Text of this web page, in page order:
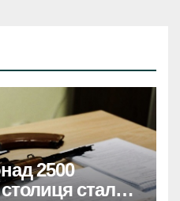
2500
стала